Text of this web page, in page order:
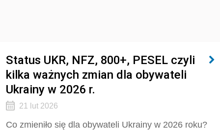
Status UKR, NFZ, 800+, PESEL czyli
kilka ważnych zmian dla obywateli
Ukrainy w 2026 r.
21 lut 2026
Co zmieniło się dla obywateli Ukrainy w 2026 roku?